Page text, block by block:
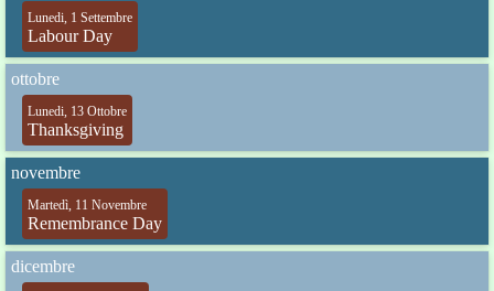
Lunedi, 1 Settembre
Labour Day
ottobre
Lunedi, 13 Ottobre
Thanksgiving
novembre
Martedì, 11 Novembre
Remembrance Day
dicembre